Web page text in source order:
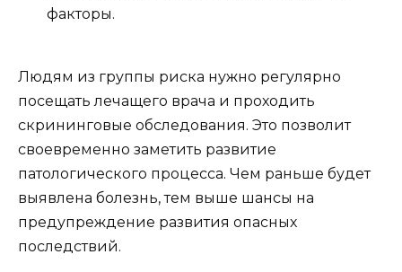
факторы.
Людям из группы риска нужно регулярно
посещать лечащего врача и проходить
скрининговые обследования. Это позволит
своевременно заметить развитие
патологического процесса. Чем раньше будет
выявлена болезнь, тем выше шансы на
предупреждение развития опасных
последствий.